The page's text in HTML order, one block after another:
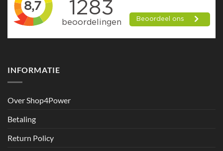
INFORMATIE
Over Shop4Power
Betaling
Return Policy